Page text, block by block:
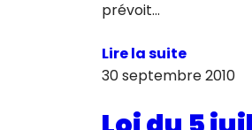
prévoit…
Lire la suite
30 septembre 2010